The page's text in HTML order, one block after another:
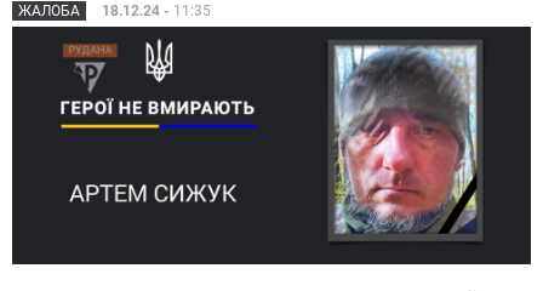
ЖАЛОБА 18.12.24 - 11:35